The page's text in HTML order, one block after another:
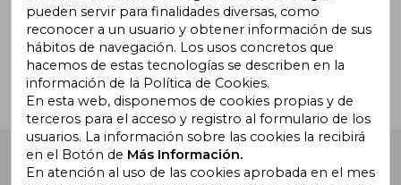
¿Necesitas ayuda?
Ir a Centro de Soporte
Buscalibre España. Calle Energía, 65, Nave 3 (08940),
Cornellà de Llobregat, Barcelona. Derechos Reservados.
pueden servir para finalidades diversas, como
reconocer a un usuario y obtener información de sus
hábitos de navegación. Los usos concretos que
hacemos de estas tecnologías se describen en la
información de la Política de Cookies.
En esta web, disponemos de cookies propias y de
terceros para el acceso y registro al formulario de los
usuarios. La información sobre las cookies la recibirá
en el Botón de Más Información.
En atención al uso de las cookies aprobada en el mes